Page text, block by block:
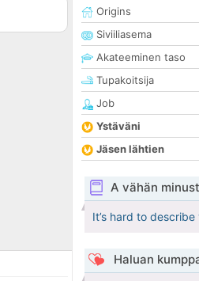
Origins
Siviiliasema
Akateeminen taso
Tupakoitsija
Job
Ystäväni
Jäsen lähtien
A vähän
It’s hard to
Haluan